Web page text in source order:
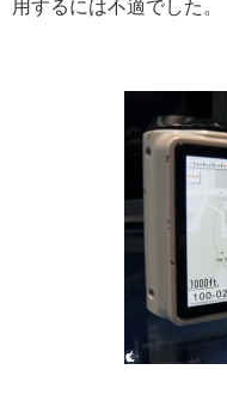
用するには不適でした。